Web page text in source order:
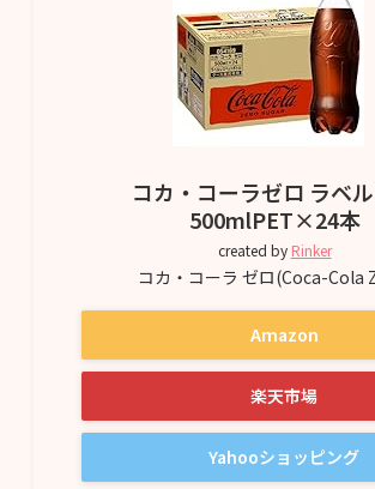
コカ・コーラゼロ ラベ
500mlPET×24本
created by Rinker
コカ・コーラ ゼロ(Coca-Cola
Amazon
楽天市場
Yahooショッピング